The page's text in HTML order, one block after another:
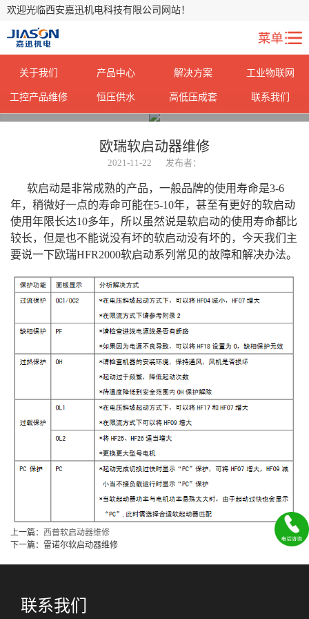
欢迎光临西安嘉迅机电科技有限公司网站！
关于我们 产品中心 解决方案 工业物联网
工控产品维修 恒压供水 高低压成套
联系我们
欧瑞软启动器维修
2021-11-22 发布者：
软启动是非常成熟的产品，一般品牌的使用寿命是3-6
年，稍微好一点的寿命可能在5-10年，甚至有更好的软启动
使用年限长达10多年，所以虽然说是软启动的使用寿命都比
较长，但是也不能说没有坏的软启动没有坏的，今天我们主
要说一下欧瑞HFR2000软启动系列常见的故障和解决办法。
上一篇： 西普软启动器维修
下一篇：雷诺尔软启动器维修
联系我们